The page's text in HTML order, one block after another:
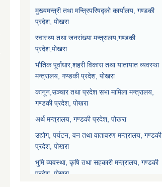
मुख्यमन्त्री तथा मन्त्रिपरिषद्को कार्यालय, गण्डकी
प्रदेश, पोखरा
स्वास्थ्य तथा जनसंख्या मन्त्रालय,गण्डकी
प्रदेश,पोखरा
भौतिक पूर्वाधार,शहरी विकास तथा यातायात व्यवस्था
मन्त्रालय, गण्डकी प्रदेश, पोखरा
कानून,सञ्चार तथा प्रदेश सभा मामिला मन्त्रालय,
गण्डकी प्रदेश, पोखरा
अर्थ मन्त्रालय, गण्डकी प्रदेश, पोखरा
उद्योग, पर्यटन, वन तथा वातावरण मन्त्रालय, गण्डकी
प्रदेश, पोखरा
भुमि व्यवस्था, कृषि तथा सहकारी मन्त्रालय, गण्डकी
प्रदेश, पोखरा